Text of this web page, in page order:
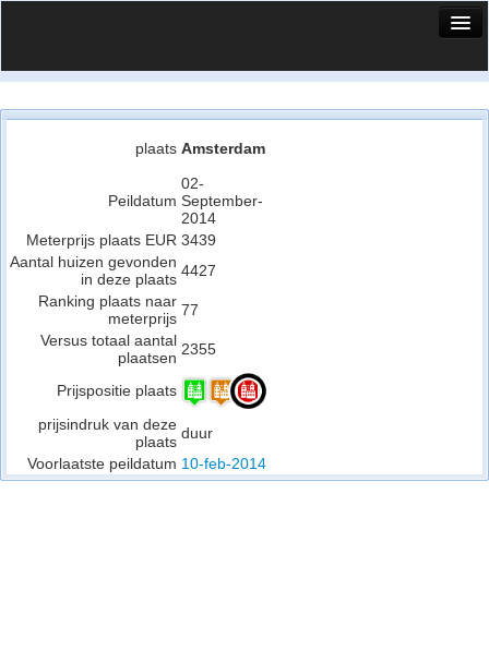
Vergelijk prijsposities - wijk
Privacy beleid
Cookie beleid
plaats Amsterdam
Peildatum
02-
September-
2014
Meterprijs plaats EUR 3439
Aantal huizen gevonden
in deze plaats 4427
Ranking plaats naar
meterprijs 77
Versus totaal aantal
plaatsen 2355
Prijspositie plaats
prijsindruk van deze
plaats duur
Voorlaatste peildatum 10-feb-2014